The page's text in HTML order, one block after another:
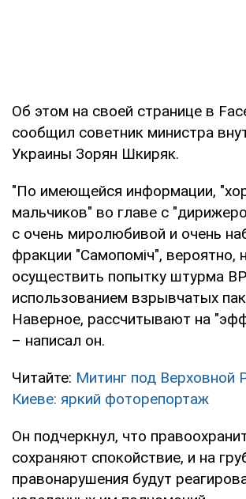
Об этом на своей странице в
сообщил советник министра
Украины Зорян Шкиряк.
"По имеющейся информации,
мальчиков" во главе с
с очень миролюбивой и очень
фракции "Самопоміч", вероятно,
осуществить попытку штурма
использованием взрывчатых
Наверное, рассчитывают на
– написал он.
Читайте: Митинг под Верховной
Киеве: яркий фоторепортаж
Он подчеркнул, что
сохраняют спокойствие, и на
правонарушения будут